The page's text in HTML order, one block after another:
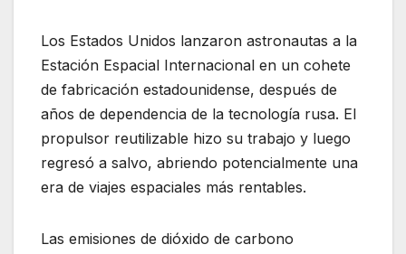
Los Estados Unidos lanzaron astronautas a la
Estación Espacial Internacional en un cohete
de fabricación estadounidense, después de
años de dependencia de la tecnología rusa. El
propulsor reutilizable hizo su trabajo y luego
regresó a salvo, abriendo potencialmente una
era de viajes espaciales más rentables.
Las emisiones de dióxido de carbono